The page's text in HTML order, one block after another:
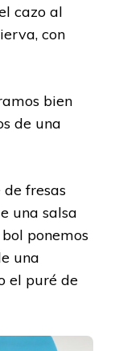
cazo al
con
bien
de una
fresas
una salsa
ponemos
una
el puré de